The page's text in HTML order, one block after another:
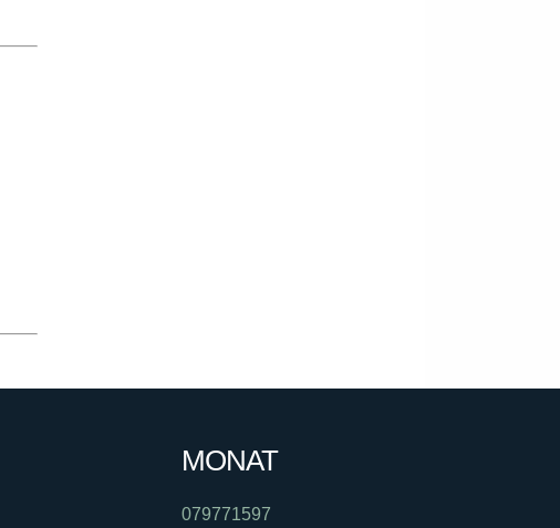
MONAT
079771597